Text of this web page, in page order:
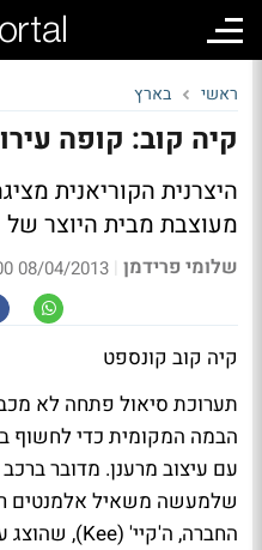
ראשי בארץ
קיה קוב: קופה עירונית 4
היצרנית הקוריאנית
מעוצבת מבית היוצר של
שלומי פרידמן |
08/04/2013 14:00
קיה קוב קונספט
תערוכת סיאול פתחה לא
הבמה המקומית כדי לחשוף
שלמעשה משאיל אלמנטים
החברה, ה'קיי' (Kee), שהוצג עוד בשנת 2007.